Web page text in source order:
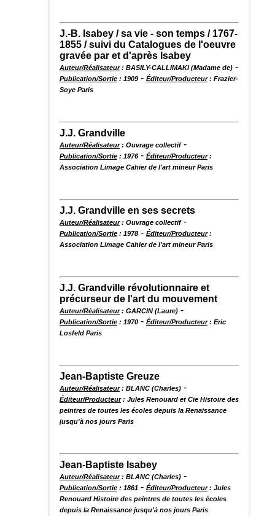
J.-B. Isabey / sa vie - son temps / 1767-
1855 / suivi du Catalogues de l'oeuvre
gravée par et d'après Isabey
Auteur/Réalisateur: BASILY-CALLIMAKI (Madame de) -
Publication/Sortie : 1909 - Éditeur/Producteur: Frazier-
Soye Paris
J.J. Grandville
Auteur/Réalisateur: Ouvrage collectif-
Publication/Sortie : 1976 - Éditeur/Producteur:
Association Limage Cahier de l'art mineur Paris
J.J. Grandville en ses secrets
Auteur/Réalisateur: Ouvrage collectif-
Publication/Sortie : 1978 - Éditeur/Producteur:
Association Limage Cahier de l'art mineur Paris
J.J. Grandville révolutionnaire et
précurseur de l'art du mouvement
Auteur/Réalisateur: GARCIN (Laure) -
Publication/Sortie : 1970 - Éditeur/Producteur: Eric
Losfeld Paris
Jean-Baptiste Greuze
Auteur/Réalisateur: BLANC (Charles) -
Éditeur/Producteur: Jules Renouard et Cie Histoire des
peintres de toutes les écoles depuis la Renaissance
jusqu'à nos jours Paris
Jean-Baptiste Isabey
Auteur/Réalisateur: BLANC (Charles) -
Publication/Sortie : 1861 - Éditeur/Producteur: Jules
Renouard Histoire des peintres de toutes les écoles
depuis la Renaissance jusqu'à nos jours Paris